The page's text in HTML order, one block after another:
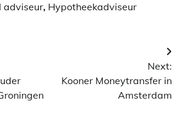
adviseur, Hypotheekadviseur
Next:
Kooner Moneytransfer in
Amsterdam